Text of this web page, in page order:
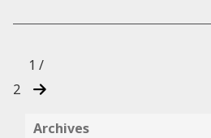
1 /
2
Archives